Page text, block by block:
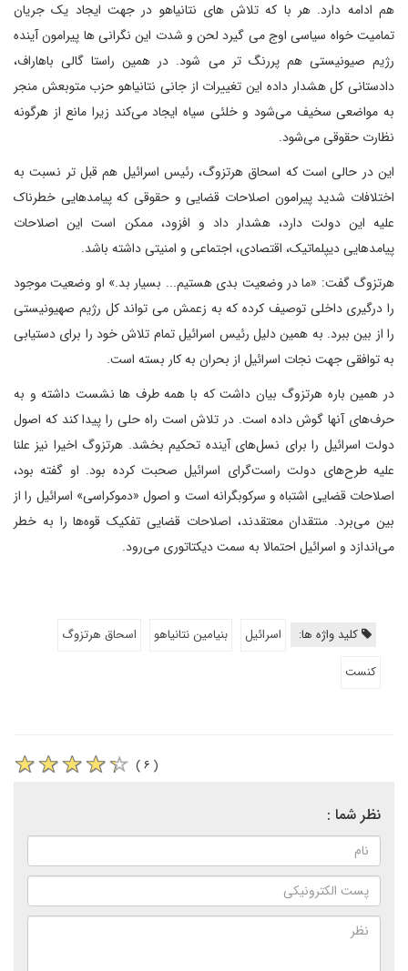
هم ادامه دارد. هر با که تلاش های نتانیاهو در جهت ایجاد یک جریان
تمامیت خواه سیاسی اوج می گیرد لحن و شدت این نگرانی ها پیرامون آینده
رژیم صیونیستی هم پررنگ تر می شود. در همین راستا گالی باهاراف،
دادستانی کل هشدار داده این تغییرات از جانی نتانیاهو حزب متوبعش منجر
به مواضعی سخیف می‌شود و خلئی سیاه ایجاد می‌کند زیرا مانع از هرگونه
نظارت حقوقی می‌شود.
این در حالی است که اسحاق هرتزوگ، رئیس اسرائیل هم قبل تر نسبت به
اختلافات شدید پیرامون اصلاحات قضایی و حقوقی که پیامدهایی خطرناک
علیه این دولت دارد، هشدار داد و افزود، ممکن است این اصلاحات
پیامدهایی دیپلماتیک، اقتصادی، اجتماعی و امنیتی داشته باشد.
هرتزوگ گفت: «ما در وضعیت بدی هستیم... بسیار بد.» او وضعیت موجود
را درگیری داخلی توصیف کرده که به زعمش می تواند کل رژیم صهیونیستی
را از بین ببرد. به همین دلیل رئیس اسرائیل تمام تلاش خود را برای دستیابی
به توافقی جهت نجات اسرائیل از بحران به کار بسته است.
در همین باره هرتزوگ بیان داشت که با همه طرف ها نشست داشته و به
حرف‌های آنها گوش داده است. در تلاش است راه حلی را پیدا کند که اصول
دولت اسرائیل را برای نسل‌های آینده تحکیم بخشد. هرتزوگ اخیرا نیز علنا
علیه طرح‌های دولت راست‌گرای اسرائیل صحبت کرده بود. او گفته بود،
اصلاحات قضایی اشتباه و سرکوبگرانه است و اصول «دموکراسی» اسرائیل را از
بین می‌برد. منتقدان معتقدند، اصلاحات قضایی تفکیک قوه‌ها را به خطر
می‌اندازد و اسرائیل احتمالا به سمت دیکتاتوری می‌رود.
کلید واژه ها: اسرائیل بنیامین نتانیاهو
اسحاق هرتزوگ
کنست
( ۶ )
نظر شما :